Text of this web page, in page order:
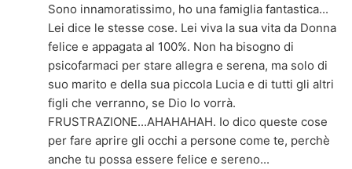
Sono innamoratissimo, ho una famiglia fantastica...
Lei dice le stesse cose. Lei viva la sua vita da Donna
felice e appagata al 100%. Non ha bisogno di
psicofarmaci per stare allegra e serena, ma solo di
suo marito e della sua piccola Lucia e di tutti gli altri
figli che verranno, se Dio lo vorrà.
FRUSTRAZIONE...AHAHAHAH. Io dico queste cose
per fare aprire gli occhi a persone come te, perchè
anche tu possa essere felice e sereno...